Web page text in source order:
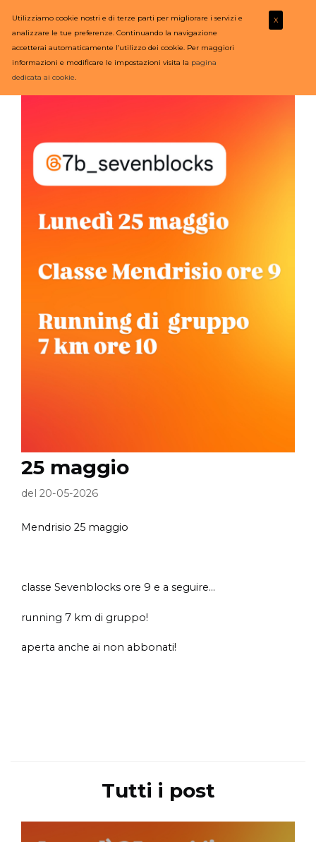
25 maggio
del 20-05-2026
Mendrisio 25 maggio
classe Sevenblocks ore 9 e a seguire...
running 7 km di gruppo!
aperta anche ai non abbonati!
Tutti i post
Utilizziamo cookie nostri e di terze parti per migliorare i servizi e
analizzare le tue preferenze. Continuando la navigazione
accetterai automaticamente l’utilizzo dei cookie. Per maggiori
informazioni e modificare le impostazioni visita la pagina
dedicata ai cookie.
X